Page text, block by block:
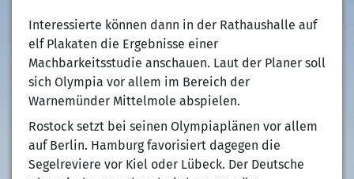
Interessierte können dann in der Rathaushalle auf
elf Plakaten die Ergebnisse einer
Machbarkeitsstudie anschauen. Laut der Planer soll
sich Olympia vor allem im Bereich der
Warnemünder Mittelmole abspielen.
Rostock setzt bei seinen Olympiaplänen vor allem
auf Berlin. Hamburg favorisiert dagegen die
Segelreviere vor Kiel oder Lübeck. Der Deutsche